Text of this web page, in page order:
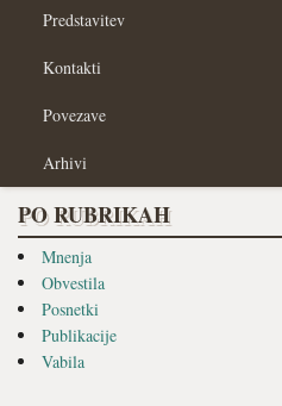
Predstavitev
Kontakti
Povezave
Arhivi
PO RUBRIKAH
Mnenja
Obvestila
Posnetki
Publikacije
Vabila